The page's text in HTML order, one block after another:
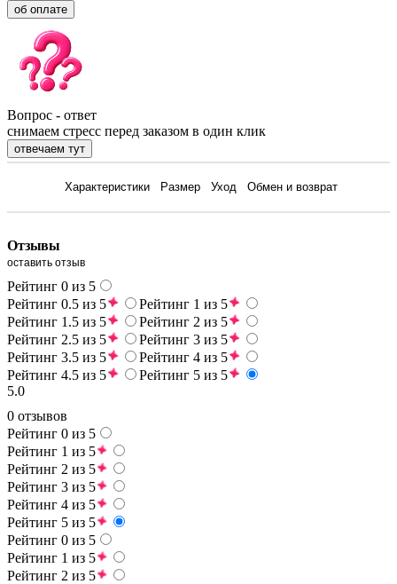
об оплате
Вопрос - ответ
снимаем стресс перед заказом в один клик
отвечаем тут
Характеристики Размер Уход Обмен и возврат
Отзывы
оставить отзыв
Рейтинг 0 из 5
Рейтинг 0.5 из 5
Рейтинг 1 из 5
Рейтинг 1.5 из 5
Рейтинг 2 из 5
Рейтинг 2.5 из 5
Рейтинг 3 из 5
Рейтинг 3.5 из 5
Рейтинг 4 из 5
Рейтинг 4.5 из 5
Рейтинг 5 из 5
5.0
0 отзывов
Рейтинг 0 из 5
Рейтинг 1 из 5
Рейтинг 2 из 5
Рейтинг 3 из 5
Рейтинг 4 из 5
Рейтинг 5 из 5
Рейтинг 0 из 5
Рейтинг 1 из 5
Рейтинг 2 из 5